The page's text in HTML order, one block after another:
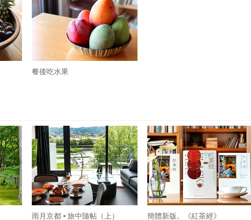
餐後吃水果
雨月京都 • 旅中隨帖（上） 簡體新版。《紅茶經》